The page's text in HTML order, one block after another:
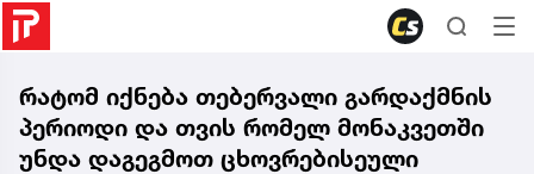
რატომ იქნება თებერვალი გარდაქმნის
პერიოდი და თვის რომელ მონაკვეთში
უნდა დაგეგმოთ ცხოვრებისეული